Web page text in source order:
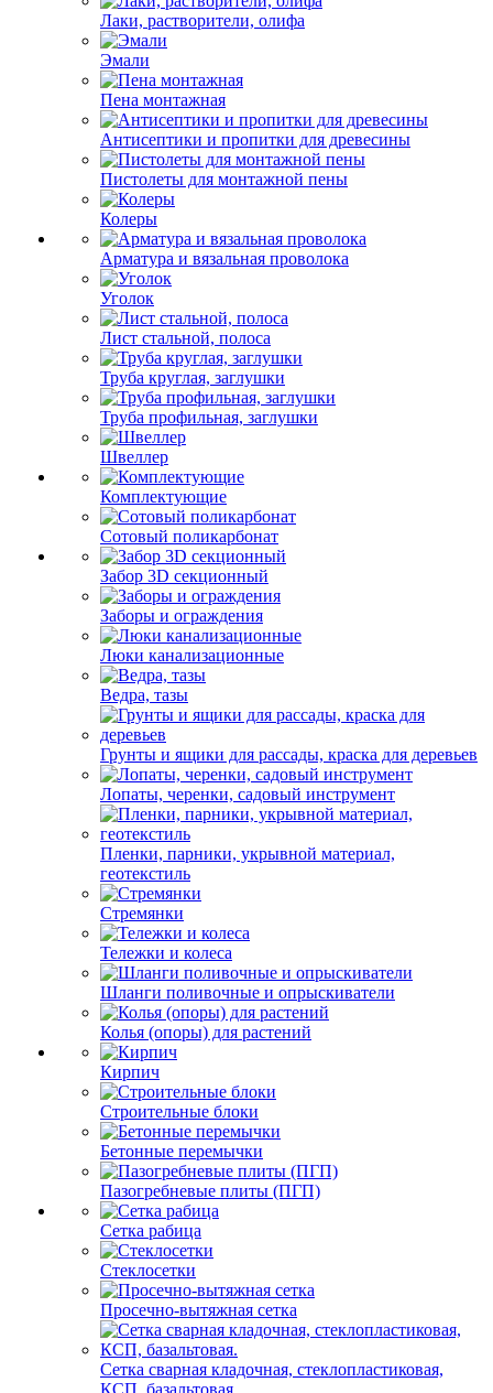
Лаки, растворители, олифа
Эмали
Пена монтажная
Антисептики и пропитки для древесины
Пистолеты для монтажной пены
Колеры
Арматура и вязальная проволока
Уголок
Лист стальной, полоса
Труба круглая, заглушки
Труба профильная, заглушки
Швеллер
Комплектующие
Сотовый поликарбонат
Забор 3D секционный
Заборы и ограждения
Люки канализационные
Ведра, тазы
Грунты и ящики для рассады, краска для деревьев
Лопаты, черенки, садовый инструмент
Пленки, парники, укрывной материал,
геотекстиль
Стремянки
Тележки и колеса
Шланги поливочные и опрыскиватели
Колья (опоры) для растений
Кирпич
Строительные блоки
Бетонные перемычки
Пазогребневые плиты (ПГП)
Сетка рабица
Стеклосетки
Просечно-вытяжная сетка
Сетка сварная кладочная, стеклопластиковая,
КСП, базальтовая.